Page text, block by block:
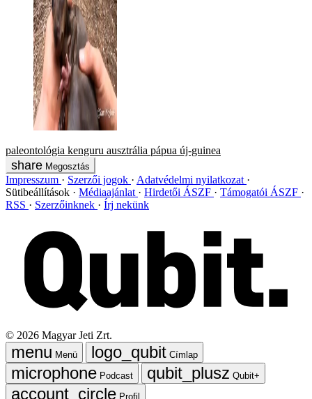
paleontológia kenguru ausztrália pápua új-guinea
Megosztás
Impresszum Szerzői jogok
Adatvédelmi nyilatkozat
Sütibeállítások
Médiaajánlat Hirdetői ÁSZF
Támogatói ÁSZF
RSS
Szerzőinknek Írj nekünk
© 2026 Magyar Jeti Zrt.
Menü
Címlap
Podcast
Qubit+
Profil